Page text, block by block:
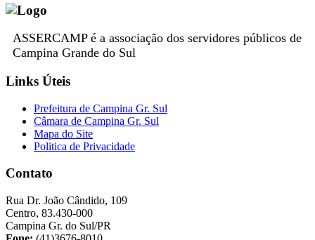
ASSERCAMP é a associação dos servidores públicos de
Campina Grande do Sul
Links Úteis
Prefeitura de Campina Gr. Sul
Câmara de Campina Gr. Sul
Mapa do Site
Politica de Privacidade
Contato
Rua Dr. João Cândido, 109
Centro, 83.430-000
Campina Gr. do Sul/PR